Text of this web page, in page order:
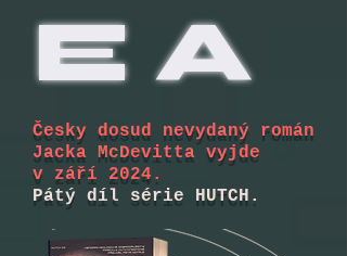
EA
Česky dosud nevydaný román
Jacka McDevitta vyjde
v září 2024.
Pátý díl série HUTCH.